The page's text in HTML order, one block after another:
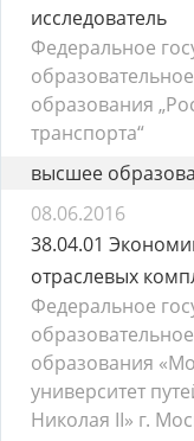
исследователь
Федеральное
образования
транспорта“
высшее
08.06.2016
38.04.01
отраслевых
Федеральное
образования
университет
Николая II» г.